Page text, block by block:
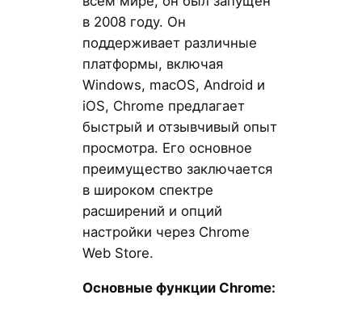
в 2008 году. Он
поддерживает различные
платформы, включая
Windows, macOS, Android и
iOS, Chrome предлагает
быстрый и отзывчивый опыт
просмотра. Его основное
преимущество заключается
в широком спектре
расширений и опций
настройки через Chrome
Web Store.
Основные функции Chrome: